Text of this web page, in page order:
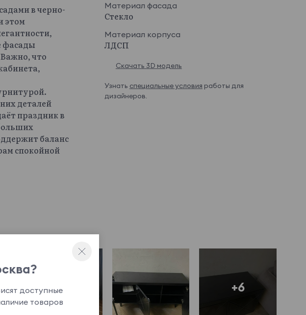
Материал фасада
Стекло
Материал корпуса
ЛДСП
Скачать 3D модель
Узнать специальные условия работы для
дизайнеров.
в черно-
этом
фасады
что
деталей
праздник в
баланс
спокойной
+6
доступные
товаров